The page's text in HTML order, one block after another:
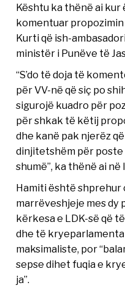
Kështu ka thënë ai
komentuar
Kurti që ish-
ministër i Punëve të
“S’do të doja të
për VV-në që siç po
sigurojë kuadro për
për shkak të këtij
dhe kanë pak njerëz
dinjitetshëm për poste
shumë”, ka thënë ai
Hamiti është
marrëveshjeje mes dy
kërkesa e LDK-së që
dhe të
maksimaliste, por
sepse dihet fuqia e
ja”.